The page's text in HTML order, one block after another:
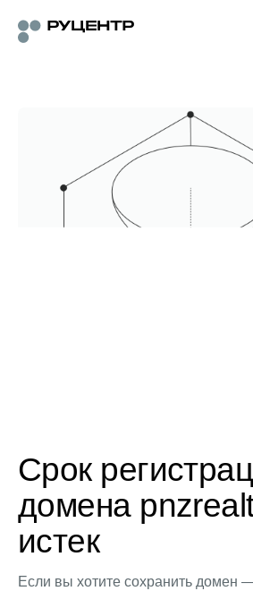
Срок
домена
истек
Если вы хотите сохранить домен